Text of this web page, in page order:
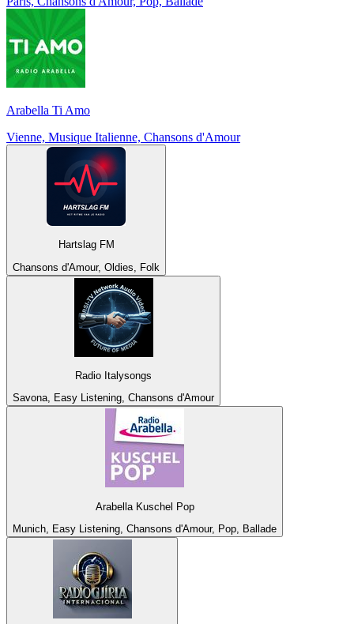
Arabella Ti Amo
Vienne, Musique Italienne, Chansons d'Amour
Hartslag FM
Chansons d'Amour, Oldies, Folk
Radio Italysongs
Savona, Easy Listening, Chansons d'Amour
Arabella Kuschel Pop
Munich, Easy Listening, Chansons d'Amour, Pop, Ballade